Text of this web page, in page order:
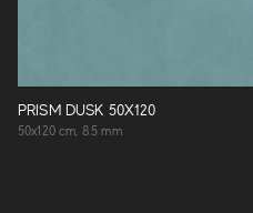
PRISM DUSK 50X120
50x120 cm, 8.5 mm